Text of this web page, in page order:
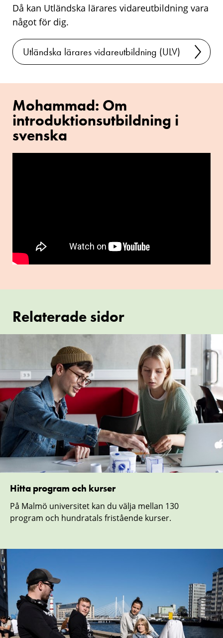
Då kan Utländska lärares vidareutbildning vara
något för dig.
Utländska lärares vidareutbildning (ULV)
Mohammad: Om
introduktionsutbildning i
svenska
Relaterade sidor
Hitta program och kurser
På Malmö universitet kan du välja mellan 130
program och hundratals fristående kurser.